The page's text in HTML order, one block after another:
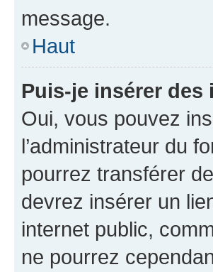
message.
Haut
Puis-je insérer des
Oui, vous pouvez
l’administrateur du
pourrez transférer
devrez insérer un
internet public,
ne pourrez